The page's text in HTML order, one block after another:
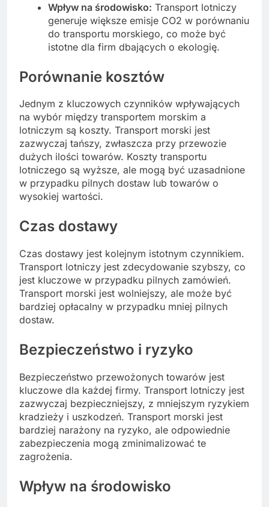
Wpływ na środowisko: Transport lotniczy
generuje większe emisje CO2 w porównaniu
do transportu morskiego, co może być
istotne dla firm dbających o ekologię.
Porównanie kosztów
Jednym z kluczowych czynników wpływających
na wybór między transportem morskim a
lotniczym są koszty. Transport morski jest
zazwyczaj tańszy, zwłaszcza przy przewozie
dużych ilości towarów. Koszty transportu
lotniczego są wyższe, ale mogą być uzasadnione
w przypadku pilnych dostaw lub towarów o
wysokiej wartości.
Czas dostawy
Czas dostawy jest kolejnym istotnym czynnikiem.
Transport lotniczy jest zdecydowanie szybszy, co
jest kluczowe w przypadku pilnych zamówień.
Transport morski jest wolniejszy, ale może być
bardziej opłacalny w przypadku mniej pilnych
dostaw.
Bezpieczeństwo i ryzyko
Bezpieczeństwo przewożonych towarów jest
kluczowe dla każdej firmy. Transport lotniczy jest
zazwyczaj bezpieczniejszy, z mniejszym ryzykiem
kradzieży i uszkodzeń. Transport morski jest
bardziej narażony na ryzyko, ale odpowiednie
zabezpieczenia mogą zminimalizować te
zagrożenia.
Wpływ na środowisko